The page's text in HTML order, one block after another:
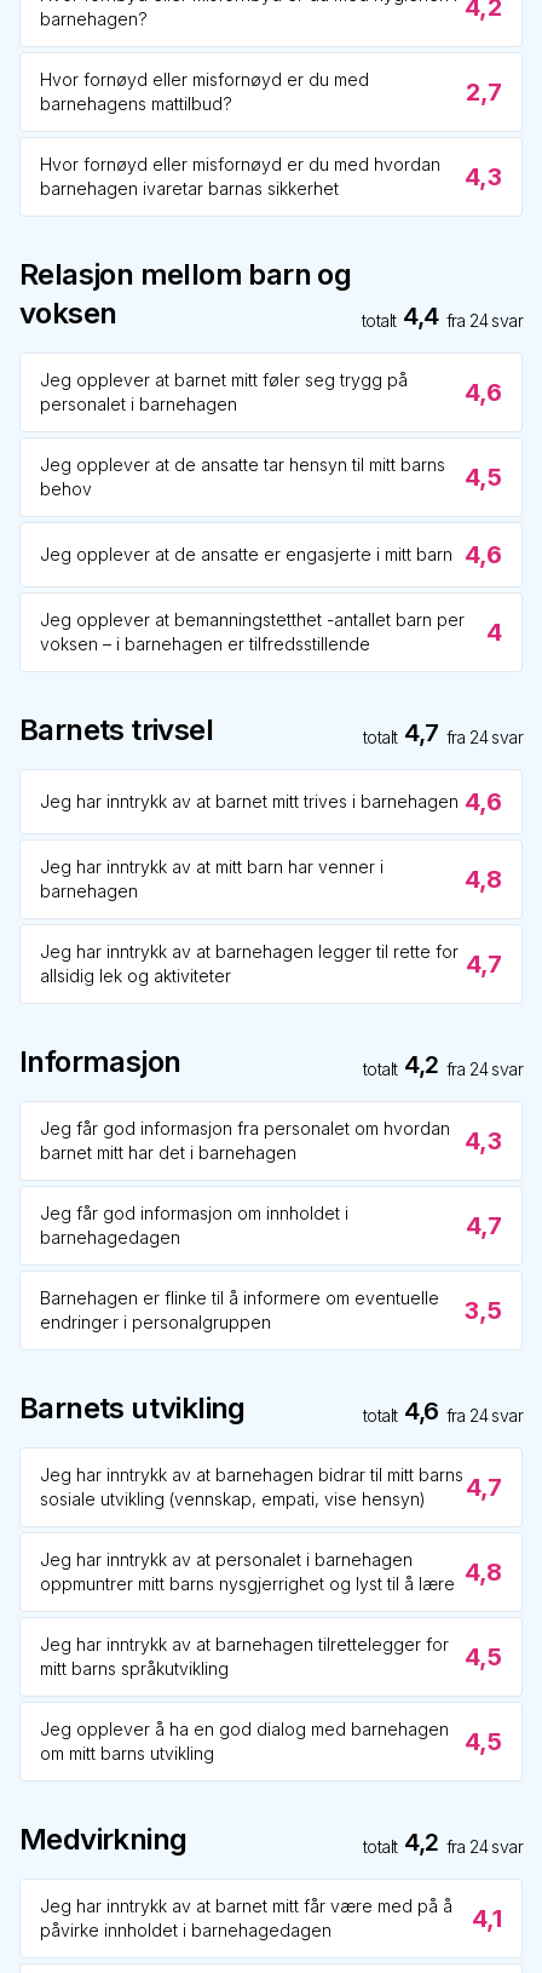
barnehagen?
4,2
Hvor fornøyd eller misfornøyd er du med
barnehagens mattilbud?
2,7
Hvor fornøyd eller misfornøyd er du med hvordan
barnehagen ivaretar barnas sikkerhet
4,3
Relasjon mellom barn og
voksen
totalt 4,4 fra 24svar
Jeg opplever at barnet mitt føler seg trygg på
personalet i barnehagen
4,6
Jeg opplever at de ansatte tar hensyn til mitt barns
behov
4,5
Jeg opplever at de ansatte er engasjerte i mitt barn 4,6
Jeg opplever at bemanningstetthet -antallet barn per
voksen – i barnehagen er tilfredsstillende
4
Barnets trivsel totalt 4,7 fra 24svar
Jeg har inntrykk av at barnet mitt trives i barnehagen 4,6
Jeg har inntrykk av at mitt barn har venner i
barnehagen
4,8
Jeg har inntrykk av at barnehagen legger til rette for
allsidig lek og aktiviteter
4,7
Informasjon totalt 4,2 fra 24svar
Jeg får god informasjon fra personalet om hvordan
barnet mitt har det i barnehagen
4,3
Jeg får god informasjon om innholdet i
barnehagedagen
4,7
Barnehagen er flinke til å informere om eventuelle
endringer i personalgruppen
3,5
Barnets utvikling totalt 4,6 fra 24svar
Jeg har inntrykk av at barnehagen bidrar til mitt barns
sosiale utvikling (vennskap, empati, vise hensyn)
4,7
Jeg har inntrykk av at personalet i barnehagen
oppmuntrer mitt barns nysgjerrighet og lyst til å lære 4,8
Jeg har inntrykk av at barnehagen tilrettelegger for
mitt barns språkutvikling
4,5
Jeg opplever å ha en god dialog med barnehagen
om mitt barns utvikling
4,5
Medvirkning totalt 4,2 fra 24svar
Jeg har inntrykk av at barnet mitt får være med på å
påvirke innholdet i barnehagedagen
4,1